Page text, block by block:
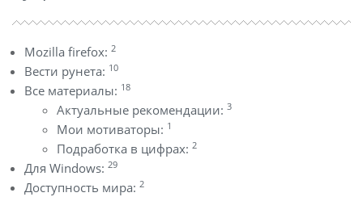
Mozilla firefox: 2
Вести рунета: 10
Все материалы: 18
Актуальные рекомендации: 3
Мои мотиваторы: 1
Подработка в цифрах: 2
Для Windows: 29
Доступность мира: 2